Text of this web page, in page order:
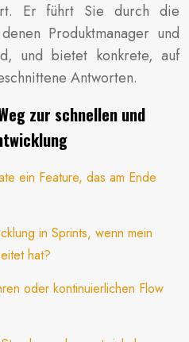
Er führt Sie durch die
Produktmanager und
und bietet konkrete, auf
Antworten.
zur schnellen und
ein Feature, das am Ende
in Sprints, wenn mein
hat?
oder kontinuierlichen Flow